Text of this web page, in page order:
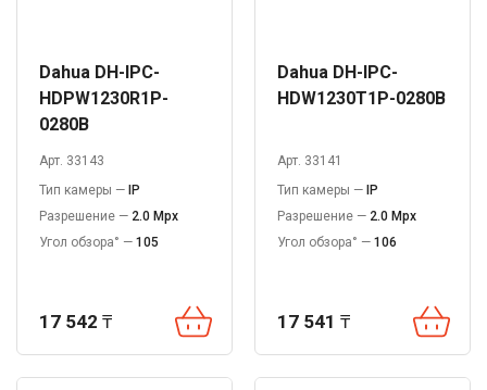
Dahua DH-IPC-
HDPW1230R1P-
0280B
Арт. 33143
Тип камеры — IP
Разрешение — 2.0 Mpx
Угол обзора° — 105
17 542 ₸
Dahua DH-IPC-
HDW1230T1P-0280B
Арт. 33141
Тип камеры — IP
Разрешение — 2.0 Mpx
Угол обзора° — 106
17 541 ₸